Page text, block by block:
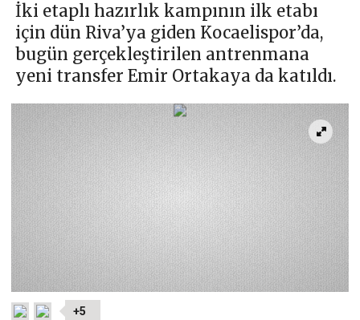
İki etaplı hazırlık kampının ilk etabı
için dün Riva’ya giden Kocaelispor’da,
bugün gerçekleştirilen antrenmana
yeni transfer Emir Ortakaya da katıldı.
+5